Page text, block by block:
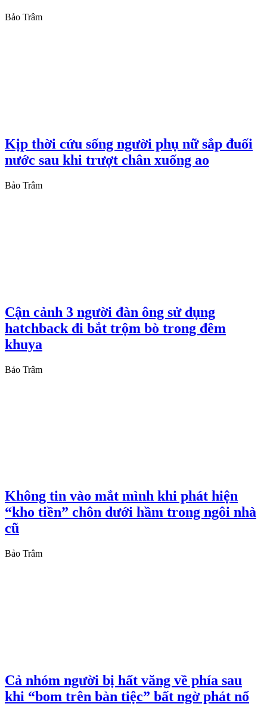
Bảo Trâm
Kịp thời cứu sống người phụ nữ sắp đuối
nước sau khi trượt chân xuống ao
Bảo Trâm
Cận cảnh 3 người đàn ông sử dụng
hatchback đi bắt trộm bò trong đêm
khuya
Bảo Trâm
Không tin vào mắt mình khi phát hiện
“kho tiền” chôn dưới hầm trong ngôi nhà
cũ
Bảo Trâm
Cả nhóm người bị hất văng về phía sau
khi “bom trên bàn tiệc” bất ngờ phát nổ